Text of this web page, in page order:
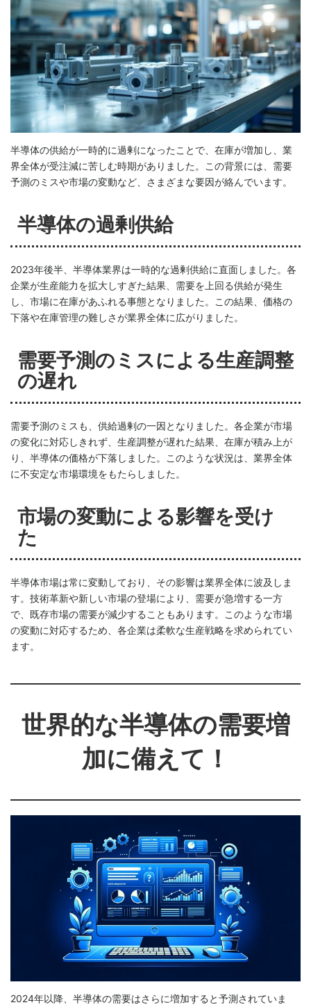
半導体の供給が一時的に過剰になったことで、在庫が増加し、業
界全体が受注減に苦しむ時期がありました。この背景には、需要
予測のミスや市場の変動など、さまざまな要因が絡んでいます。
半導体の過剰供給
2023年後半、半導体業界は一時的な過剰供給に直面しました。各
企業が生産能力を拡大しすぎた結果、需要を上回る供給が発生
し、市場に在庫があふれる事態となりました。この結果、価格の
下落や在庫管理の難しさが業界全体に広がりました。
需要予測のミスによる生産調整
の遅れ
需要予測のミスも、供給過剰の一因となりました。各企業が市場
の変化に対応しきれず、生産調整が遅れた結果、在庫が積み上が
り、半導体の価格が下落しました。このような状況は、業界全体
に不安定な市場環境をもたらしました。
市場の変動による影響を受け
た
半導体市場は常に変動しており、その影響は業界全体に波及しま
す。技術革新や新しい市場の登場により、需要が急増する一方
で、既存市場の需要が減少することもあります。このような市場
の変動に対応するため、各企業は柔軟な生産戦略を求められてい
ます。
世界的な半導体の需要増
加に備えて！
2024年以降、半導体の需要はさらに増加すると予測されていま